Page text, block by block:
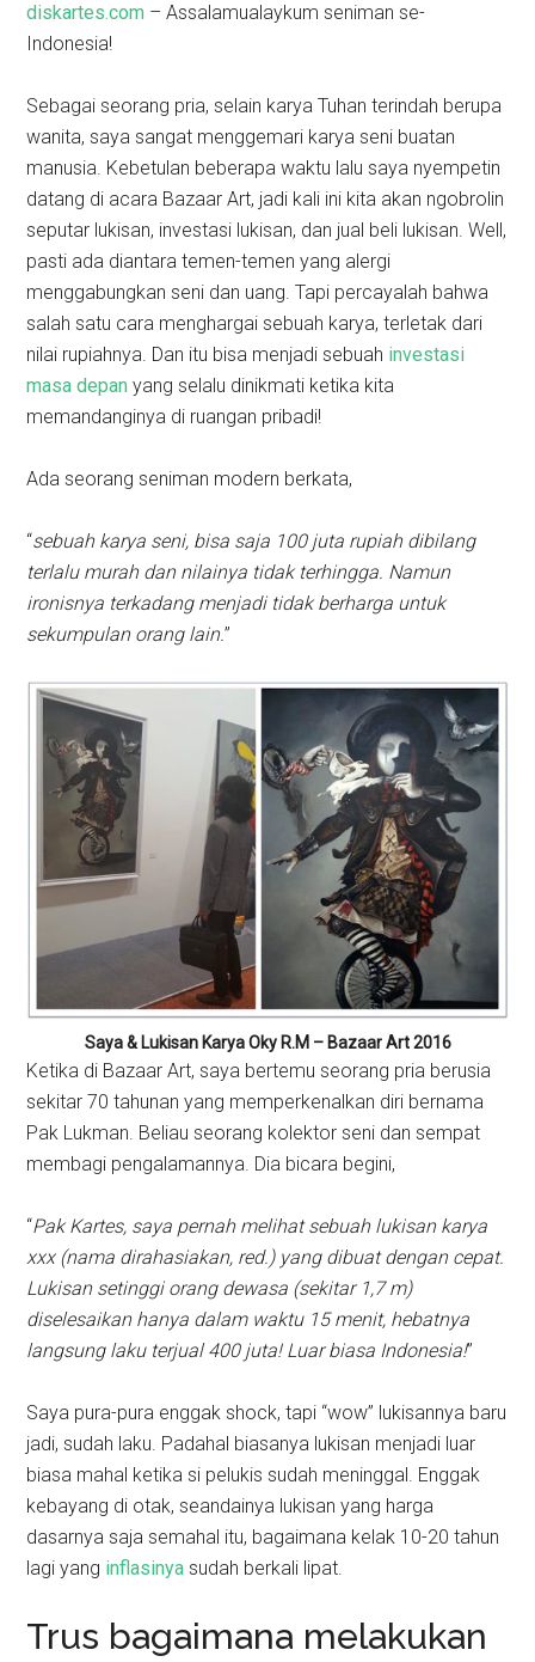
diskartes.com – Assalamualaykum seniman se-
Indonesia!
Sebagai seorang pria, selain karya Tuhan terindah berupa
wanita, saya sangat menggemari karya seni buatan
manusia. Kebetulan beberapa waktu lalu saya nyempetin
datang di acara Bazaar Art, jadi kali ini kita akan ngobrolin
seputar lukisan, investasi lukisan, dan jual beli lukisan. Well,
pasti ada diantara temen-temen yang alergi
menggabungkan seni dan uang. Tapi percayalah bahwa
salah satu cara menghargai sebuah karya, terletak dari
nilai rupiahnya. Dan itu bisa menjadi sebuah investasi
masa depan yang selalu dinikmati ketika kita
memandanginya di ruangan pribadi!
Ada seorang seniman modern berkata,
“sebuah karya seni, bisa saja 100 juta rupiah dibilang
terlalu murah dan nilainya tidak terhingga. Namun
ironisnya terkadang menjadi tidak berharga untuk
sekumpulan orang lain.”
Saya & Lukisan Karya Oky R.M – Bazaar Art 2016
Ketika di Bazaar Art, saya bertemu seorang pria berusia
sekitar 70 tahunan yang memperkenalkan diri bernama
Pak Lukman. Beliau seorang kolektor seni dan sempat
membagi pengalamannya. Dia bicara begini,
“Pak Kartes, saya pernah melihat sebuah lukisan karya
xxx (nama dirahasiakan, red.) yang dibuat dengan cepat.
Lukisan setinggi orang dewasa (sekitar 1,7 m)
diselesaikan hanya dalam waktu 15 menit, hebatnya
langsung laku terjual 400 juta! Luar biasa Indonesia!”
Saya pura-pura enggak shock, tapi “wow” lukisannya baru
jadi, sudah laku. Padahal biasanya lukisan menjadi luar
biasa mahal ketika si pelukis sudah meninggal. Enggak
kebayang di otak, seandainya lukisan yang harga
dasarnya saja semahal itu, bagaimana kelak 10-20 tahun
lagi yang inflasinyasudah berkali lipat.
Trus bagaimana melakukan